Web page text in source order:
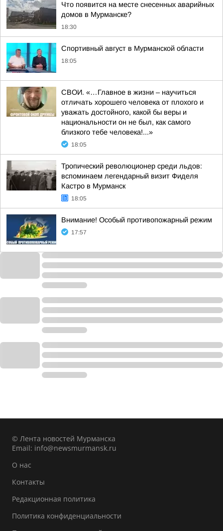
Что появится на месте снесенных аварийных
домов в Мурманске?
18:30
Спортивный август в Мурманской области
18:05
СВОИ. «…Главное в жизни – научиться
отличать хорошего человека от плохого и
уважать достойного, какой бы веры и
национальности он не был, как самого
близкого тебе человека!...»
18:05
Тропический революционер среди льдов:
вспоминаем легендарный визит Фиделя
Кастро в Мурманск
18:05
Внимание! Особый противопожарный режим
17:57
© Лента новостей Мурманска
Email: info@newsmurmansk.ru
О нас
Контакты
Редакционная политика
Политика конфиденциальности